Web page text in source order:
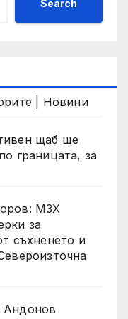
Search
| Новини
щаб ще
границата, за
МЗХ
за
съхненето и
Андонов